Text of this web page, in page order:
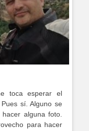
toca esperar el
sí. Alguno se
alguna foto.
para hacer